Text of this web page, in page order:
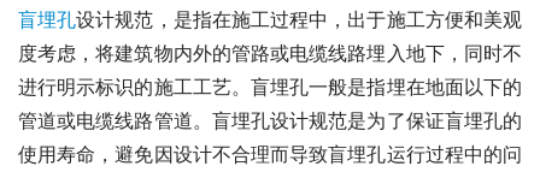
盲埋孔设计规范，是指在施工过程中，出于施工方便和美观
度考虑，将建筑物内外的管路或电缆线路埋入地下，同时不
进行明示标识的施工工艺。盲埋孔一般是指埋在地面以下的
管道或电缆线路管道。盲埋孔设计规范是为了保证盲埋孔的
使用寿命，避免因设计不合理而导致盲埋孔运行过程中的问